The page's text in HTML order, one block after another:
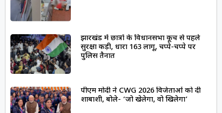
झारखंड में छात्रों के विधानसभा कूच से पहले
सुरक्षा कड़ी, धारा 163 लागू, चप्पे-चप्पे पर
पुलिस तैनात
पीएम मोदी ने CWG 2026 विजेताओं को दी
शाबाशी, बोले- ‘जो खेलेगा, वो खिलेगा’